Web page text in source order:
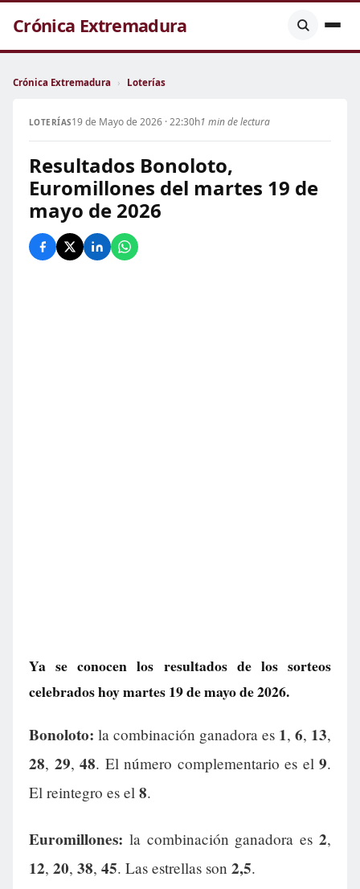
Crónica Extremadura
Crónica Extremadura › Loterías
LOTERÍAS19 de Mayo de 2026 · 22:30h1 min de lectura
Resultados Bonoloto,
Euromillones del martes 19 de
mayo de 2026
Ya se conocen los resultados de los sorteos
celebrados hoy martes 19 de mayo de 2026.
Bonoloto: la combinación ganadora es 1, 6, 13,
28, 29, 48. El número complementario es el 9.
El reintegro es el 8.
Euromillones: la combinación ganadora es 2,
12, 20, 38, 45. Las estrellas son 2,5.